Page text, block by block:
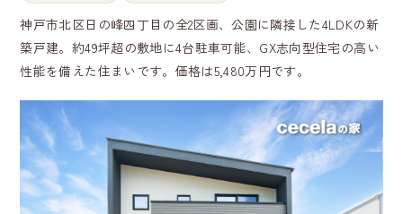
神戸市北区日の峰四丁目の全2区画、公園に隣接した4LDKの新
築戸建。約49坪超の敷地に4台駐車可能、GX志向型住宅の高い
性能を備えた住まいです。価格は5,480万円です。